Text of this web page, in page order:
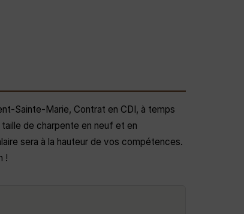
Sainte-Marie, Contrat en CDI, à temps
de charpente en neuf et en
sera à la hauteur de vos compétences.
!